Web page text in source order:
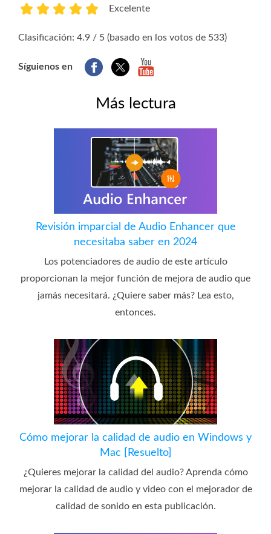
Excelente
Clasificación: 4.9 / 5 (basado en los votos de 533)
Síguienos en
Más lectura
Revisión imparcial de Audio Enhancer que
necesitaba saber en 2024
Los potenciadores de audio de este artículo
proporcionan la mejor función de mejora de audio que
jamás necesitará. ¿Quiere saber más? Lea esto,
entonces.
Cómo mejorar la calidad de audio en Windows y
Mac [Resuelto]
¿Quieres mejorar la calidad del audio? Aprenda cómo
mejorar la calidad de audio y video con el mejorador de
calidad de sonido en esta publicación.